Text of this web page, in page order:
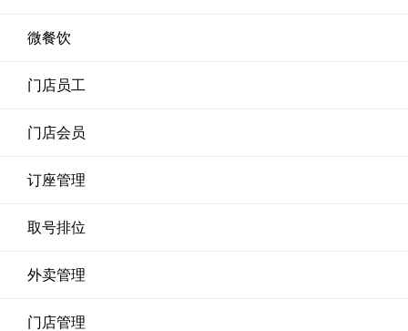
微餐饮
门店员工
门店会员
订座管理
取号排位
外卖管理
门店管理